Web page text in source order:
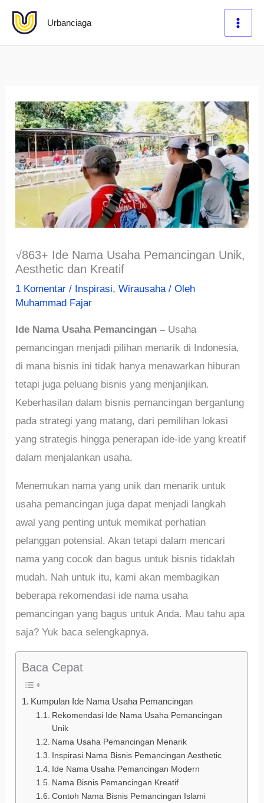
Lewati
konten
Urbanciaga
√863+ Ide Nama Usaha Pemancingan Unik,
Aesthetic dan Kreatif
1 Komentar / Inspirasi,Wirausaha/ Oleh
Muhammad Fajar
Ide Nama Usaha Pemancingan – Usaha
pemancingan menjadi pilihan menarik di Indonesia,
di mana bisnis ini tidak hanya menawarkan hiburan
tetapi juga peluang bisnis yang menjanjikan.
Keberhasilan dalam bisnis pemancingan bergantung
pada strategi yang matang, dari pemilihan lokasi
yang strategis hingga penerapan ide-ide yang kreatif
dalam menjalankan usaha.
Menemukan nama yang unik dan menarik untuk
usaha pemancingan juga dapat menjadi langkah
awal yang penting untuk memikat perhatian
pelanggan potensial. Akan tetapi dalam mencari
nama yang cocok dan bagus untuk bisnis tidaklah
mudah. Nah untuk itu, kami akan membagikan
beberapa rekomendasi ide nama usaha
pemancingan yang bagus untuk Anda. Mau tahu apa
saja? Yuk baca selengkapnya.
Baca Cepat
Kumpulan Ide Nama Usaha Pemancingan
Rekomendasi Ide Nama Usaha Pemancingan
Unik
Nama Usaha Pemancingan Menarik
Inspirasi Nama Bisnis Pemancingan Aesthetic
Ide Nama Usaha Pemancingan Modern
Nama Bisnis Pemancingan Kreatif
Contoh Nama Bisnis Pemancingan Islami